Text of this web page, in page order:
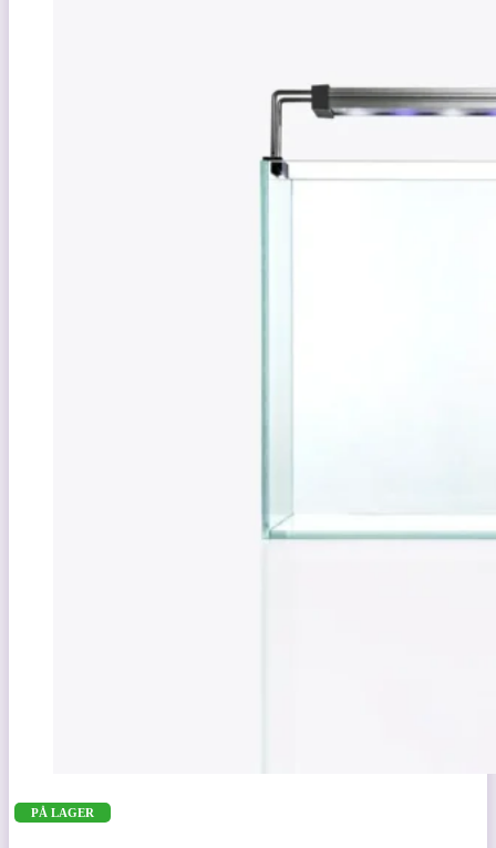
PÅ LAGER